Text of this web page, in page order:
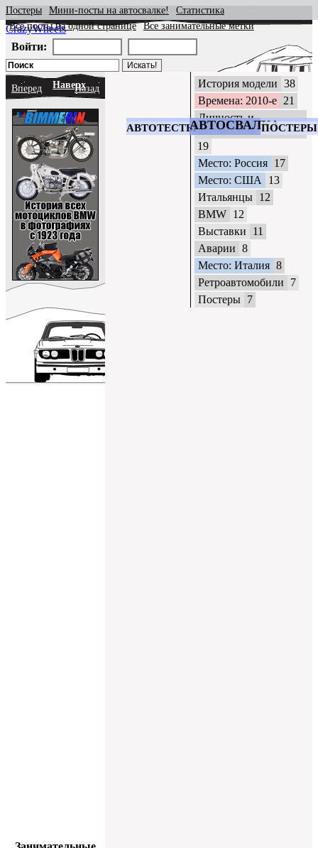
CrazyWheels
АВТОТЕСТЫАВТОСВАЛКАПОСТЕРЫ
Постеры Мини-посты на автосвалке!
Статистика
Все посты на одной странице
Все занимательные метки
Войти:
Вперед НаверхНазад История модели 38
Времена: 2010-е 21
Личность и
автомобиль
19
Место: Россия 17
Место: США
13
Итальянцы 12
BMW 12
Выставки
11
Аварии 8
Место: Италия 8
Ретроавтомобили
7
Постеры 7